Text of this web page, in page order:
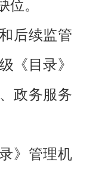
。
后续监管
《目录》
政务服务
管理机